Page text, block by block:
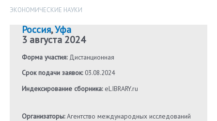
ЭКОНОМИЧЕСКИЕ НАУКИ
Россия,Уфа
3 августа 2024
Форма участия:Дистанционная
Срок подачи заявок:03.08.2024
Индексирование сборника:eLIBRARY.ru
Организаторы:Агентство международных исследований